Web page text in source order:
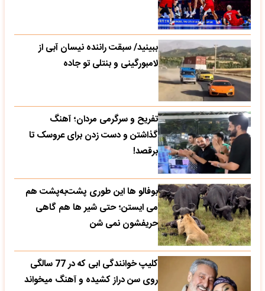
ببینید/ سبقت راننده نیسان آبی از
لامبورگینی و بنتلی تو جاده
تفریح و سرگرمی مردان؛ آهنگ
گذاشتن و دست زدن برای عروسک تا
برقصد!
بوفالو ها این‌ طوری پشت‌به‌پشت هم
می‌ ایستن؛ حتی شیر ها هم گاهی
حریفشون نمی‌ شن
کلیپ خوانندگی ابی که در 77 سالگی
روی سن دراز کشیده و آهنگ میخواند